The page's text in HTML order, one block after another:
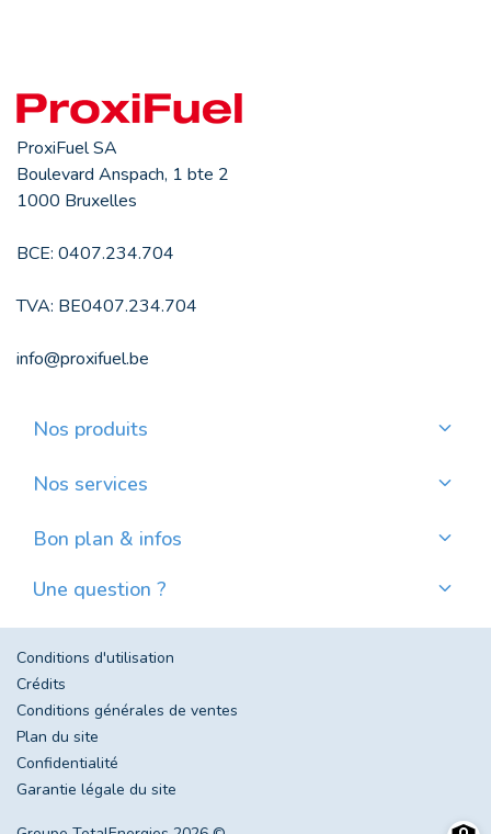
ProxiFuel SA
Boulevard Anspach, 1 bte 2
1000 Bruxelles
BCE: 0407.234.704
TVA: BE0407.234.704
info@proxifuel.be
Nos produits
Commander des pellets de qualité
Nos services
Où trouver mes pellets ?
Bon plan & infos
Évolution du prix du mazout en Belgique
Une question ?
Conditions d'utilisation
Crédits
Conditions générales de ventes
Plan du site
Confidentialité
Garantie légale du site